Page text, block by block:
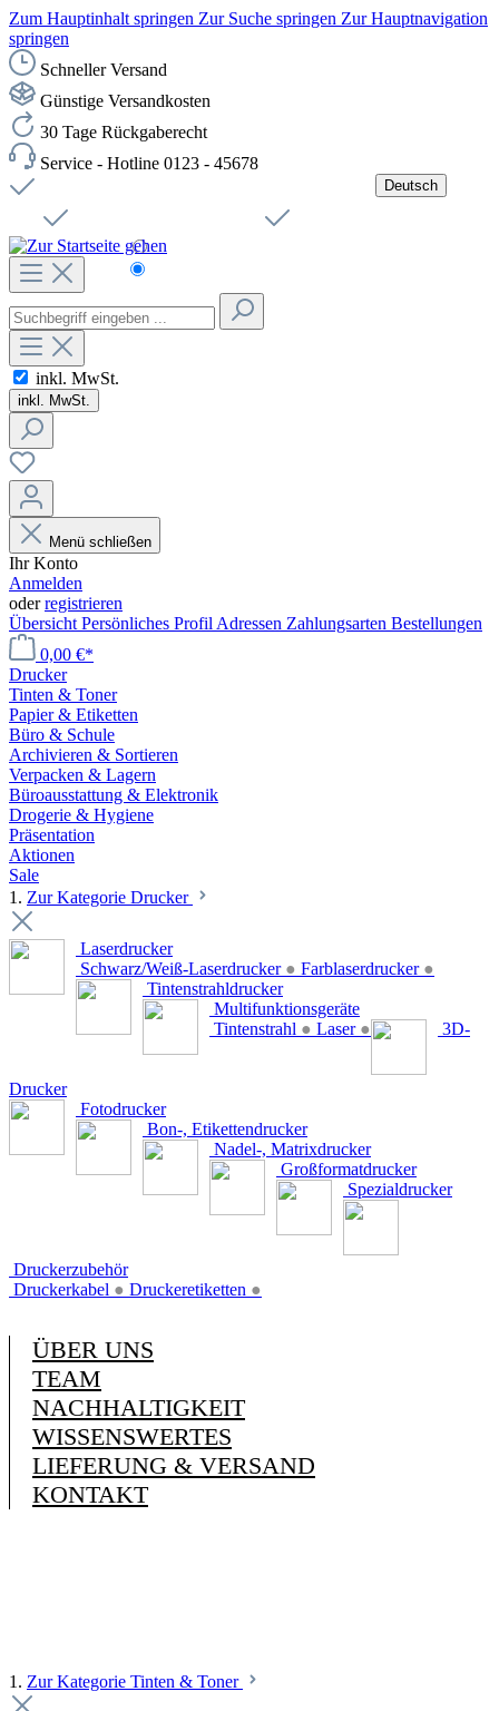
Zum Hauptinhalt springen Zur Suche springen Zur Hauptnavigation
springen
Schneller Versand
Günstige Versandkosten
30 Tage Rückgaberecht
Service - Hotline 0123 - 45678
Deutsch
Čeština
inkl. MwSt.
inkl. MwSt.
Menü schließen
Ihr Konto
Anmelden
oderregistrieren
Übersicht Persönliches Profil Adressen Zahlungsarten Bestellungen
0,00 €*
Drucker
Tinten & Toner
Papier & Etiketten
Büro & Schule
Archivieren & Sortieren
Verpacken & Lagern
Büroausstattung & Elektronik
Drogerie & Hygiene
Präsentation
Aktionen
Sale
1. Zur Kategorie Drucker
Laserdrucker
Schwarz/Weiß-Laserdrucker ● Farblaserdrucker ●
Tintenstrahldrucker
Multifunktionsgeräte
Tintenstrahl ● Laser ● 3D-
Drucker
Fotodrucker
Bon-, Etikettendrucker
Nadel-, Matrixdrucker
Großformatdrucker
Spezialdrucker
Druckerzubehör
Druckerkabel ● Druckeretiketten ●
ÜBER UNS
TEAM
NACHHALTIGKEIT
WISSENSWERTES
LIEFERUNG & VERSAND
KONTAKT
1. Zur Kategorie Tinten & Toner